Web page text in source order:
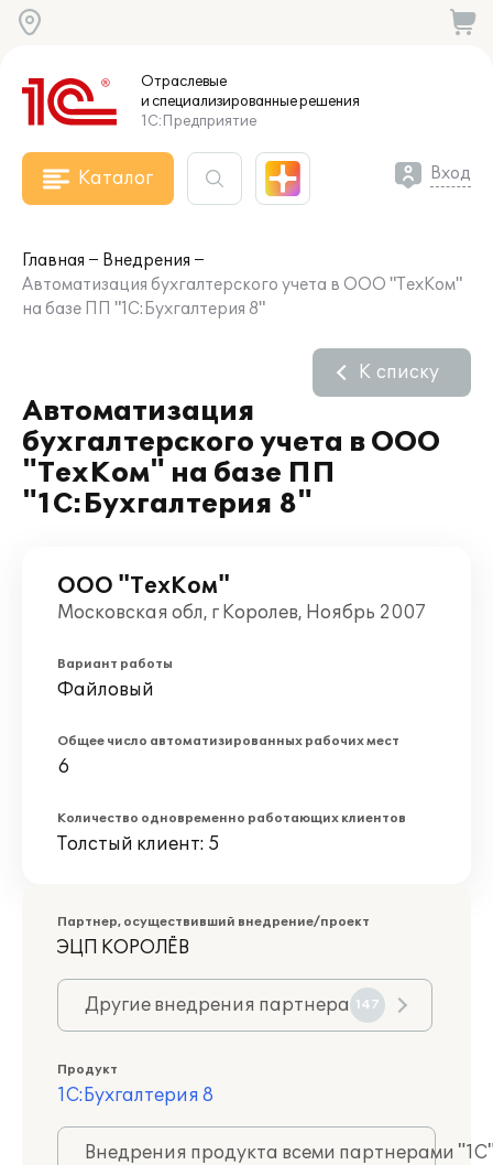
Отраслевые
и специализированныерешения
1С:Предприятие
Каталог Вход
Главная
Внедрения
Автоматизация бухгалтерского учета в ООО "ТехКом"
на базе ПП "1С:Бухгалтерия 8"
Автоматизация
бухгалтерского учета в ООО
"ТехКом" на базе ПП
"1С:Бухгалтерия 8"
К списку
ООО "ТехКом"
Московская обл, г Королев, Ноябрь 2007
Вариант работы
Файловый
Общее число автоматизированных рабочих мест
6
Количество одновременно работающих клиентов
Толстый клиент: 5
Партнер, осуществивший внедрение/проект
ЭЦП КОРОЛЁВ
Другие внедрения партнера 147
Продукт
1С:Бухгалтерия 8
Внедрения продукта всеми партнерами